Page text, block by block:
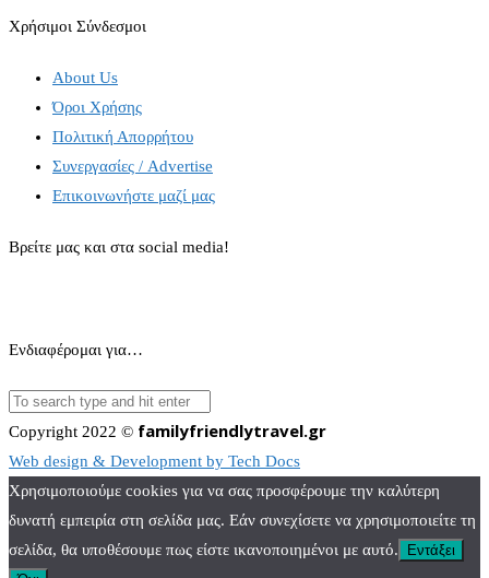
Χρήσιμοι Σύνδεσμοι
About Us
Όροι Χρήσης
Πολιτική Απορρήτου
Συνεργασίες / Advertise
Επικοινωνήστε μαζί μας
Βρείτε μας και στα social media!
Ενδιαφέρομαι για…
Copyright 2022 © familyfriendlytravel.gr
Web design & Development by Tech Docs
Χρησιμοποιούμε cookies για να σας προσφέρουμε την καλύτερη
δυνατή εμπειρία στη σελίδα μας. Εάν συνεχίσετε να χρησιμοποιείτε τη
σελίδα, θα υποθέσουμε πως είστε ικανοποιημένοι με αυτό.
Εντάξει